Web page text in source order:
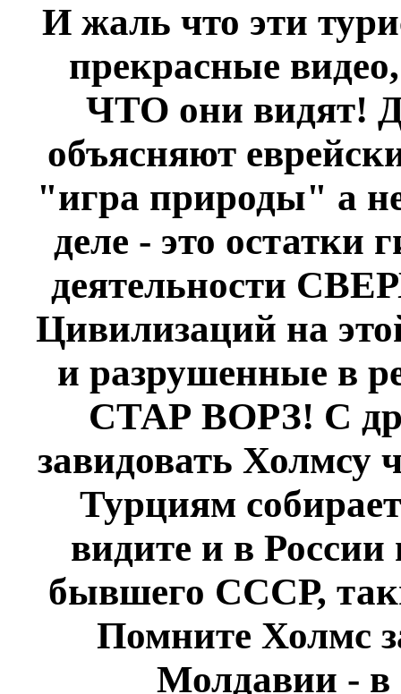
И жаль что эти
прекрасные
ЧТО они видят!
объясняют
"игра природы" а
деле - это остатки
деятельности
Цивилизаций на
и разрушенные в
СТАР ВОРЗ! С
завидовать Холмсу
Турциям
видите и в России
бывшего СССР,
Помните Холмс
Молдавии - в